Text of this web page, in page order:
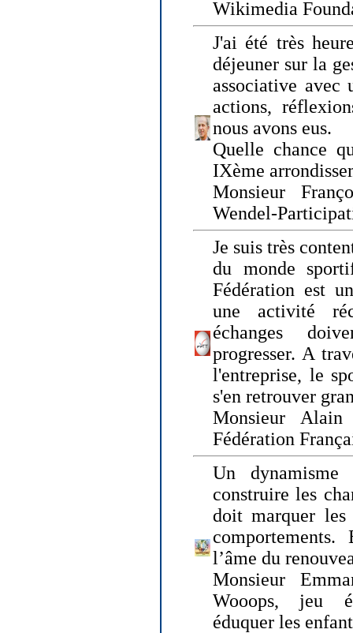
Wikimedia
J'ai été très
déjeuner sur la
associative avec
actions,
nous avons eus.
Quelle chance
IXème
Monsieur
Wendel-
Je suis très
du monde
Fédération est
une activité
échanges
progresser. A
l'entreprise, le
s'en retrouver
Monsieur
Fédération
Un dynamisme
construire les
doit marquer les
l’âme du
Monsieur
Wooops, jeu
éduquer les